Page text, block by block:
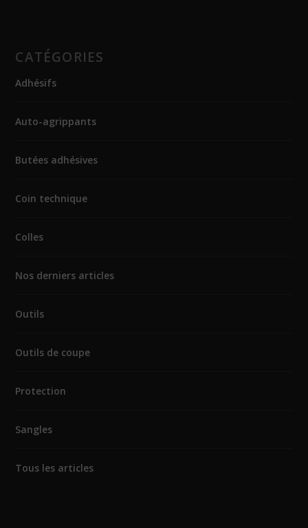
CATÉGORIES
Adhésifs
Auto-agrippants
Butées adhésives
Coin technique
Colles
Nos derniers articles
Outils
Outils de coupe
Protection
Sangles
Tous les articles